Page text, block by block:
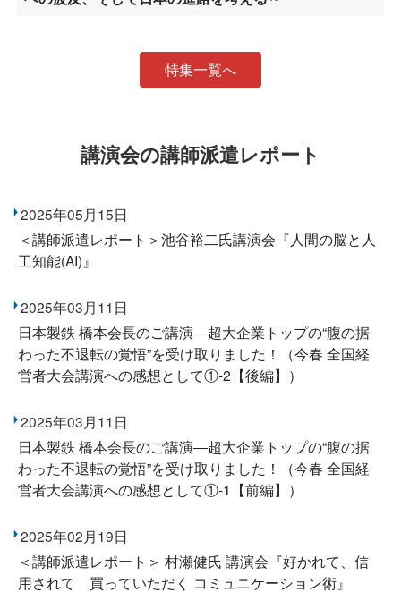
特集一覧へ
講演会の講師派遣レポート
2025年05月15日
＜講師派遣レポート＞池谷裕二氏講演会『人間の脳と人
工知能(AI)』
2025年03月11日
日本製鉄 橋本会長のご講演―超大企業トップの“腹の据
わった不退転の覚悟”を受け取りました！（今春 全国経
営者大会講演への感想として①-2【後編】）
2025年03月11日
日本製鉄 橋本会長のご講演―超大企業トップの“腹の据
わった不退転の覚悟”を受け取りました！（今春 全国経
営者大会講演への感想として①-1【前編】）
2025年02月19日
＜講師派遣レポート＞ 村瀬健氏 講演会『好かれて、信
用されて 買っていただく コミュニケーション術』